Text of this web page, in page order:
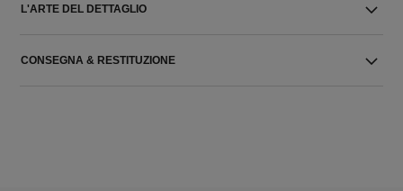
L'ARTE DEL DETTAGLIO
CONSEGNA & RESTITUZIONE